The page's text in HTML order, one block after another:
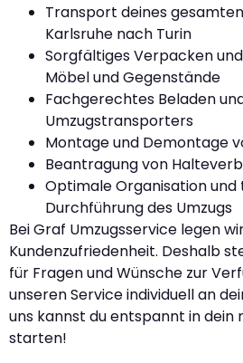
Transport deines
Karlsruhe nach Turin
Sorgfältiges Verpacken
Möbel und Gegenstände
Fachgerechtes Beladen
Umzugstransporters
Montage und Demontage
Beantragung von
Optimale Organisation
Durchführung des Umzugs
Bei Graf Umzugsservice legen
Kundenzufriedenheit. Deshalb
für Fragen und Wünsche zur
unseren Service individuell an
uns kannst du entspannt in dein
starten!